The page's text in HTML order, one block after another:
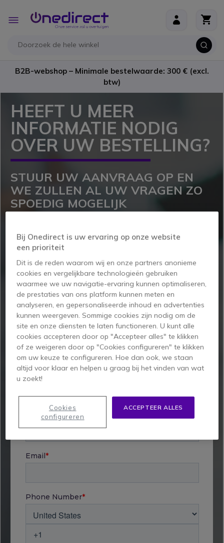
Toggle
Nav
B2B-webshop – Minimale bestelwaarde: 300 € (excl.
btw)
HEEFT U MEER
INFORMATIE NODIG
OVER UW BESTELLING?
STUUR UW AANVRAAG OP EN
WE ZULLEN AL UW VRAGEN ZO
SPOEDIG MOGELIJK
BEANTWOORDEN
BESTELSTATUS
LEVERING VAN UW BESTELLING
WIJZIG OF ANNULEER UW
BESTELLING
Bij Onedirect is uw ervaring op onze website
een prioriteit
Dit is de reden waarom wij en onze partners anonieme
cookies en vergelijkbare technologieën gebruiken
waarmee we uw navigatie-ervaring kunnen optimaliseren,
de prestaties van ons platform kunnen meten en
analyseren, en gepersonaliseerde inhoud en advertenties
kunnen weergeven. Sommige cookies zijn nodig om de
site en onze diensten te laten functioneren. U kunt alle
cookies accepteren door op "Accepteer alles" te klikken
of ze weigeren door op "Cookies configureren" te klikken
om uw keuze te configureren. Hoe dan ook, we staan
altijd voor klaar en helpen u graag bij het vinden van wat
u zoekt!
ACCEPTEER ALLES
Cookies
configureren